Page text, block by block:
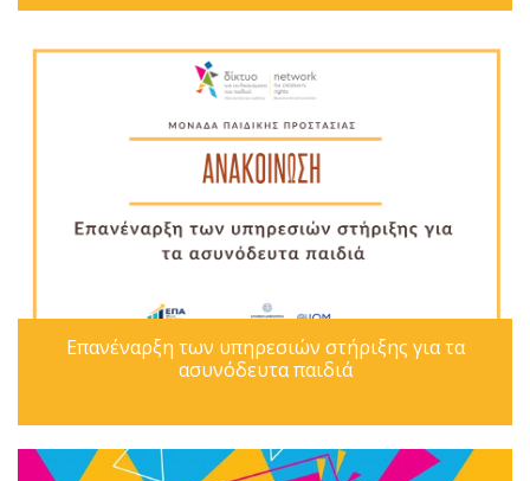
Επανέναρξη των υπηρεσιών στήριξης για τα
ασυνόδευτα παιδιά